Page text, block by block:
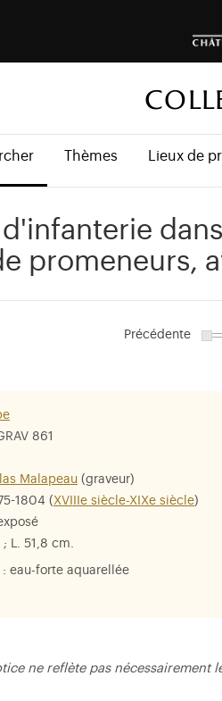
Thèmes Lieux de
promeneurs,
Précédente
861
Malapeau (graveur)
1804 ( XVIIIe siècle-XIXe siècle)
L. 51,8 cm.
: eau-forte aquarellée
ne reflète pas nécessairement